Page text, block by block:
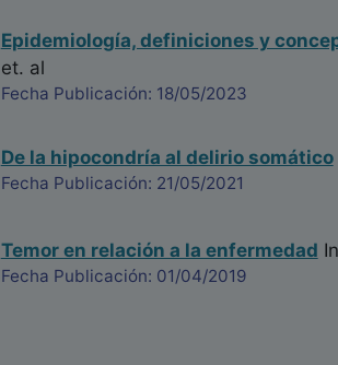
Epidemiología, definiciones y
et. al
Fecha Publicación: 18/05/2023
De la hipocondría al delirio somático
Fecha Publicación: 21/05/2021
Temor en relación a la enfermedad
Fecha Publicación: 01/04/2019